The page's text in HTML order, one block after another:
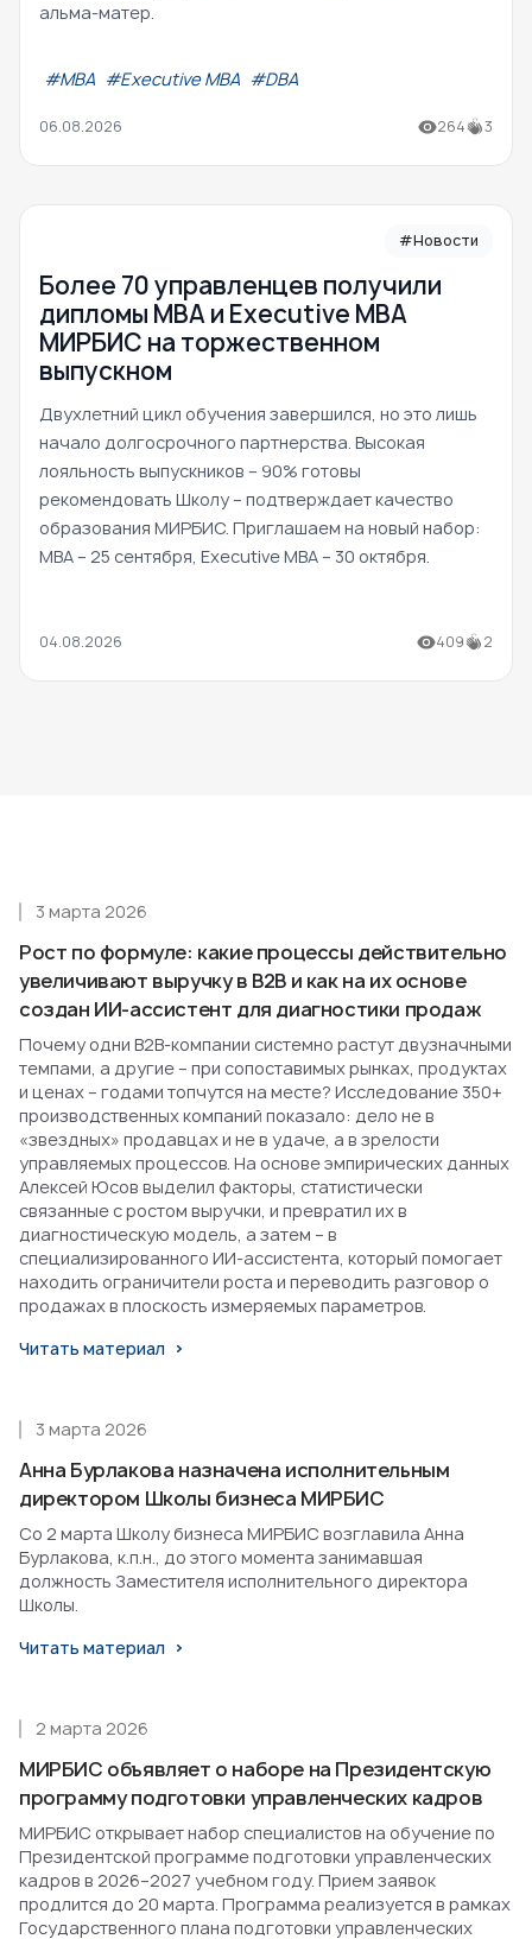
альма-матер.
#МВА #Executive MBA #DBA
06.08.2026 264 3
#Новости
Более 70 управленцев получили
дипломы MBA и Executive MBA
МИРБИС на торжественном
выпускном
Двухлетний цикл обучения завершился, но это лишь
начало долгосрочного партнерства. Высокая
лояльность выпускников – 90% готовы
рекомендовать Школу – подтверждает качество
образования МИРБИС. Приглашаем на новый набор:
MBA – 25 сентября, Executive MBA – 30 октября.
04.08.2026 409 2
Рост по формуле: какие процессы действительно
увеличивают выручку в B2B и как на их основе
создан ИИ-ассистент для диагностики продаж
3 марта 2026
Почему одни B2B-компании системно растут двузначными
темпами, а другие – при сопоставимых рынках, продуктах
и ценах – годами топчутся на месте? Исследование 350+
производственных компаний показало: дело не в
«звездных» продавцах и не в удаче, а в зрелости
управляемых процессов. На основе эмпирических данных
Алексей Юсов выделил факторы, статистически
связанные с ростом выручки, и превратил их в
диагностическую модель, а затем – в
специализированного ИИ-ассистента, который помогает
находить ограничители роста и переводить разговор о
продажах в плоскость измеряемых параметров.
Читать материал
Анна Бурлакова назначена исполнительным
директором Школы бизнеса МИРБИС
3 марта 2026
Со 2 марта Школу бизнеса МИРБИС возглавила Анна
Бурлакова, к.п.н., до этого момента занимавшая
должность Заместителя исполнительного директора
Школы.
Читать материал
МИРБИС объявляет о наборе на Президентскую
программу подготовки управленческих кадров
2 марта 2026
МИРБИС открывает набор специалистов на обучение по
Президентской программе подготовки управленческих
кадров в 2026–2027 учебном году. Прием заявок
продлится до 20 марта. Программа реализуется в рамках
Государственного плана подготовки управленческих